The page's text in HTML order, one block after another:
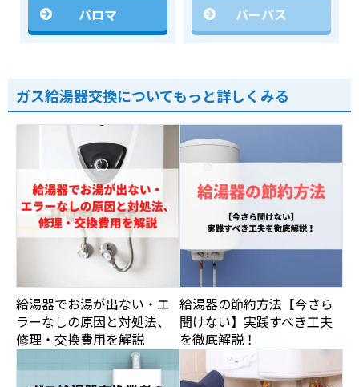
パロマ パーパス
ガス給湯器交換についてもっと詳しくみる
給湯器でお湯が出ない・エ
ラーなしの原因と対処法、
修理・交換費用を解説
給湯器の節約方法【今さら
聞けない】実践すべき工夫
を徹底解説！